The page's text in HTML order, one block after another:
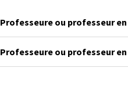
Professeure ou professeur
Professeure ou professeur